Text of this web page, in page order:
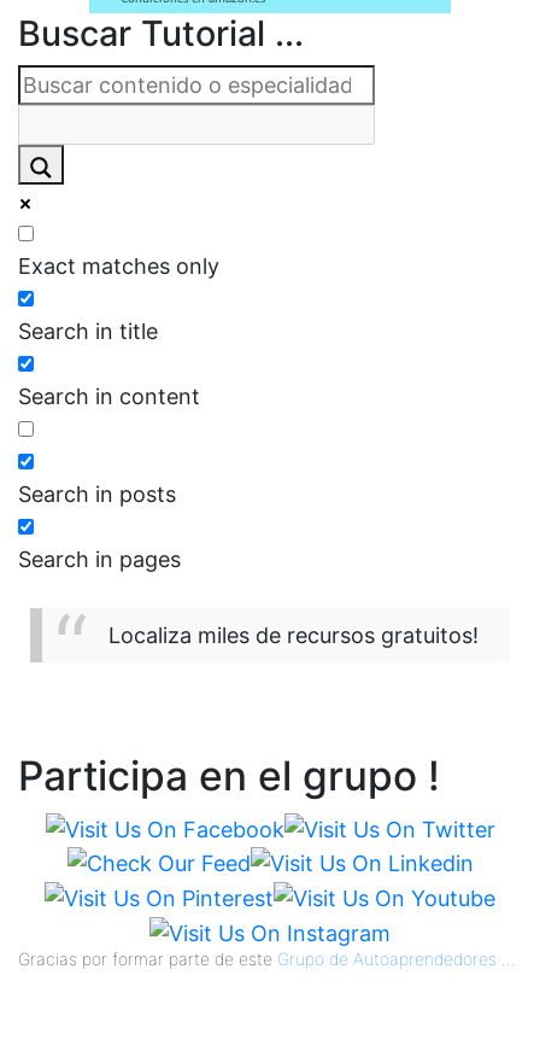
Buscar Tutorial ...
Exact matches only
Search in title
Search in content
Search in posts
Search in pages
Localiza miles de recursos gratuitos!
Participa en el grupo !
Gracias por formar parte de este Grupo de Autoaprendedores